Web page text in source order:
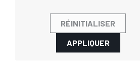
RÉINITIALISER
APPLIQUER